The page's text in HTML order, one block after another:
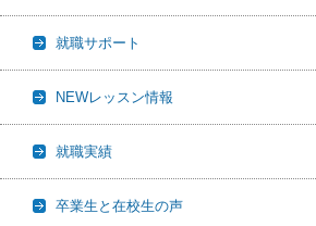
就職サポート
NEWレッスン情報
就職実績
卒業生と在校生の声